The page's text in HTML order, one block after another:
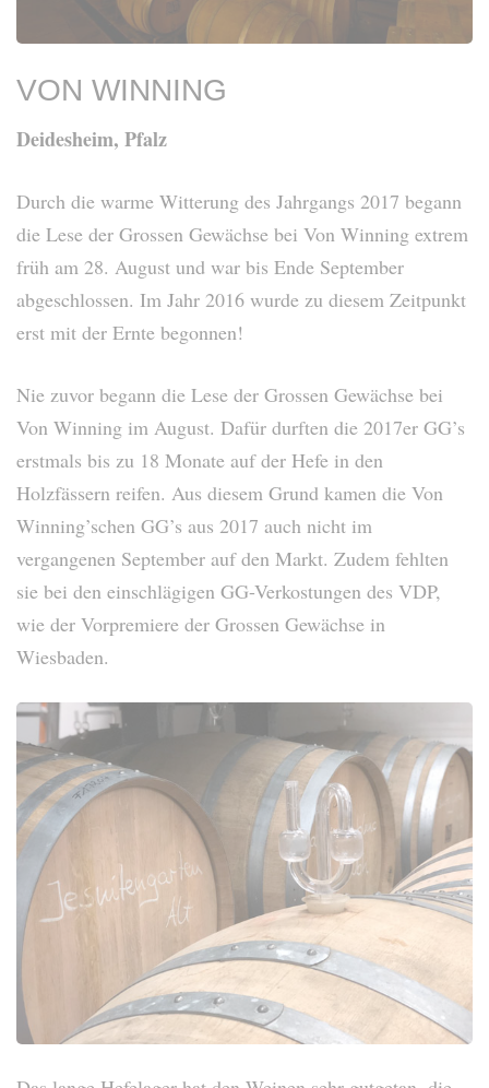
VON WINNING
Deidesheim, Pfalz
Durch die warme Witterung des Jahrgangs 2017 begann
die Lese der Grossen Gewächse bei Von Winning extrem
früh am 28. August und war bis Ende September
abgeschlossen. Im Jahr 2016 wurde zu diesem Zeitpunkt
erst mit der Ernte begonnen!
Nie zuvor begann die Lese der Grossen Gewächse bei
Von Winning im August. Dafür durften die 2017er GG’s
erstmals bis zu 18 Monate auf der Hefe in den
Holzfässern reifen. Aus diesem Grund kamen die Von
Winning’schen GG’s aus 2017 auch nicht im
vergangenen September auf den Markt. Zudem fehlten
sie bei den einschlägigen GG-Verkostungen des VDP,
wie der Vorpremiere der Grossen Gewächse in
Wiesbaden.